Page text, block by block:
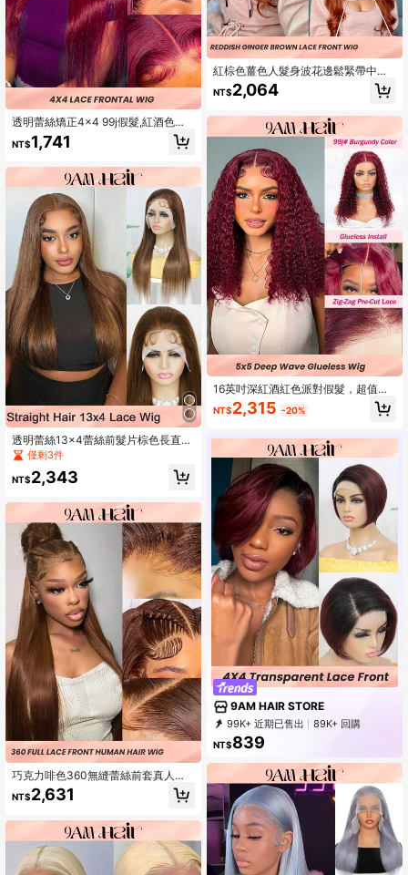
透明蕾絲矯正4x4 99j假髮,紅酒色人
髮預剃鬆動,女性自然髮際人髮假髮
NT$1,741
透明蕾絲13x4蕾絲前髮片棕色長直髮
人髮180密度帶嬰兒髮頭日常使用
僅剩3件
NT$2,343
巧克力啡色360無縫蕾絲前套真人直
髮假髮22-28英寸時尚透明蕾絲前馬
尾假髮帶嬰兒頭
NT$2,631
紅棕色薑色人髮身波花邊鬆緊帶中分4
X4閉合鬆波花邊假髮
NT$2,064
16英吋深紅酒紅色派對假髮，超值簡
易戴用5x5事先剪裁無膠深波浪閉合
假髮與通風透氣假髮帽
NT$2,315 -20%
9AM HAIR STORE
99K+ 近期已售出
89K+ 回購
340K 訂閱
NT$839